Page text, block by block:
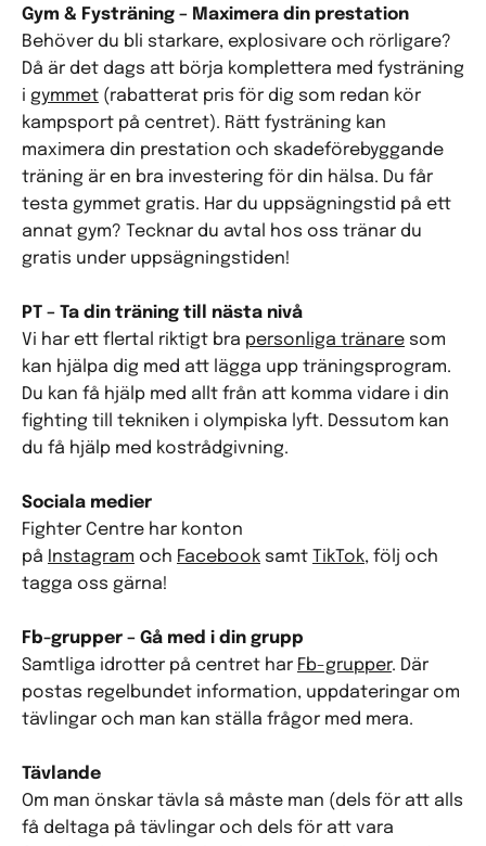
Gym & Fysträning – Maximera din prestation
Behöver du bli starkare, explosivare och rörligare?
Då är det dags att börja komplettera med fysträning
i gymmet (rabatterat pris för dig som redan kör
kampsport på centret). Rätt fysträning kan
maximera din prestation och skadeförebyggande
träning är en bra investering för din hälsa. Du får
testa gymmet gratis. Har du uppsägningstid på ett
annat gym? Tecknar du avtal hos oss tränar du
gratis under uppsägningstiden!
PT – Ta din träning till nästa nivå
Vi har ett flertal riktigt bra personliga tränare som
kan hjälpa dig med att lägga upp träningsprogram.
Du kan få hjälp med allt från att komma vidare i din
fighting till tekniken i olympiska lyft. Dessutom kan
du få hjälp med kostrådgivning.
Sociala medier
Fighter Centre har konton
på Instagram och Facebook samt TikTok, följ och
tagga oss gärna!
Fb-grupper – Gå med i din grupp
Samtliga idrotter på centret har Fb-grupper. Där
postas regelbundet information, uppdateringar om
tävlingar och man kan ställa frågor med mera.
Tävlande
Om man önskar tävla så måste man (dels för att alls
få deltaga på tävlingar och dels för att vara